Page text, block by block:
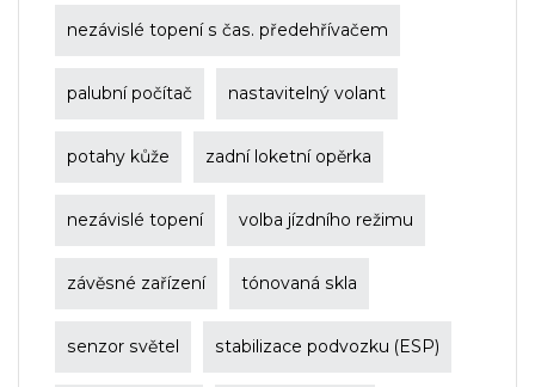
nezávislé topení s čas. předehřívačem
palubní počítač nastavitelný volant
potahy kůže zadní loketní opěrka
nezávislé topení volba jízdního režimu
závěsné zařízení tónovaná skla
senzor světel stabilizace podvozku (ESP)